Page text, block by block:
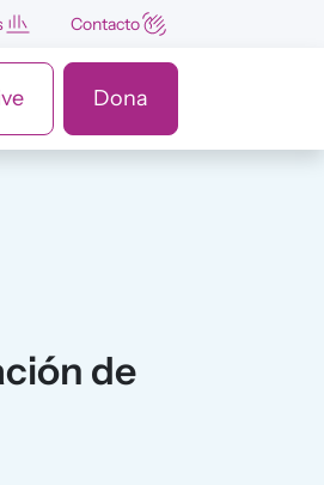
Contacto
Dona
de